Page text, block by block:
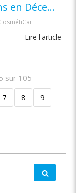
Deux nouvelles implantations en Décembre pour le réseau CosmétiCar
Lire l'article
sur 105
7 8
9